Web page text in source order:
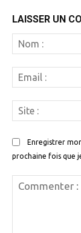
LAISSER UN
Enregistrer
prochaine fois que